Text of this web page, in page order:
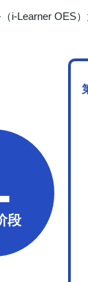
i-Learner OES
段